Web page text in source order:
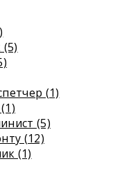
(1)
(5)
(12)
(1)